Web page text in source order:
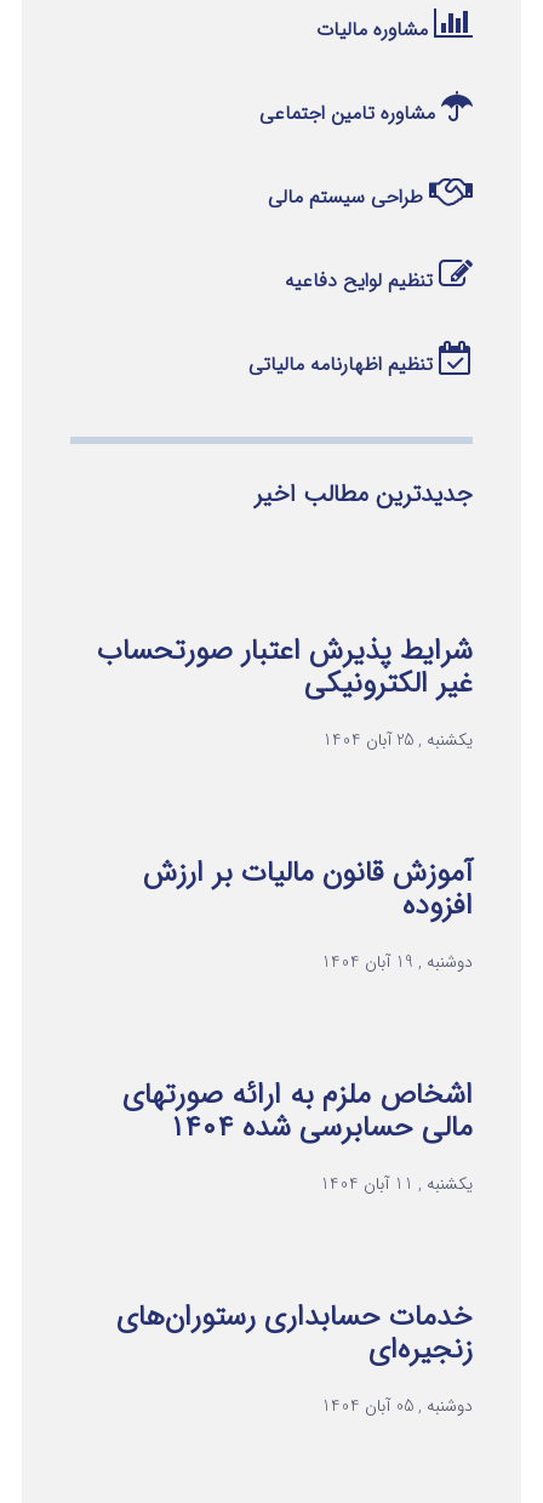
مشاوره مالیات
مشاوره تامین اجتماعی
طراحی سیستم مالی
تنظیم لوایح دفاعیه
تنظیم اظهارنامه مالیاتی
جدیدترین مطالب اخیر
شرایط پذیرش اعتبار صورتحساب
غیر الکترونیکی
یکشنبه , 25 آبان 1404
آموزش قانون مالیات بر ارزش
افزوده
دوشنبه , 19 آبان 1404
اشخاص ملزم به ارائه صورتهای
مالی حسابرسی شده ۱۴۰۴
یکشنبه , 11 آبان 1404
خدمات حسابداری رستوران‌های
زنجیره‌ای
دوشنبه , 05 آبان 1404